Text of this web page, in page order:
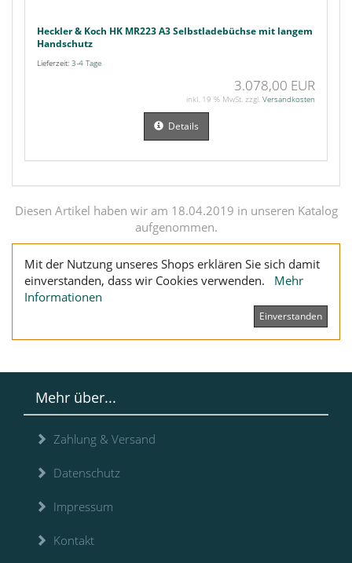
Heckler & Koch HK MR223 A3 Selbstladebüchse mit langem
Handschutz
Lieferzeit: 3-4 Tage
3.078,00 EUR
inkl. 19 % MwSt. zzgl. Versandkosten
Details
Diesen Artikel haben wir am 18.04.2019 in unseren Katalog
aufgenommen.
Mit der Nutzung unseres Shops erklären Sie sich damit
einverstanden, dass wir Cookies verwenden.
Mehr
Informationen
Einverstanden
Mehr über...
Zahlung & Versand
Datenschutz
Impressum
Kontakt